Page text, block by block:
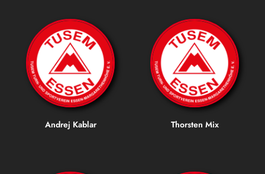
Andrej Kablar Thorsten Mix